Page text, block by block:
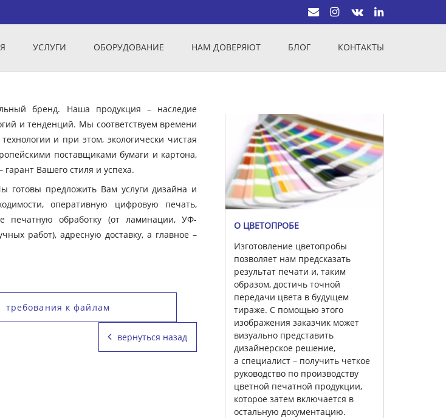
УСЛУГИ ОБОРУДОВАНИЕ НАМ ДОВЕРЯЮТ БЛОГ КОНТАКТЫ
бренд. Наша продукция – наследие
и тенденций. Мы соответствуем времени
и при этом, экологически чистая
поставщиками бумаги и картона,
Вашего стиля и успеха.
готовы предложить Вам услуги дизайна и
оперативную цифровую печать,
печатную обработку (от ламинации, УФ-
работ), адресную доставку, а главное –
требования к файлам
вернуться назад
О ЦВЕТОПРОБЕ
Изготовление цветопробы
позволяет нам предсказать
результат печати и, таким
образом, достичь точной
передачи цвета в будущем
тираже. С помощью этого
изображения заказчик может
визуально представить
дизайнерское решение,
а специалист – получить четкое
руководство по производству
цветной печатной продукции,
которое затем включается в
остальную документацию.